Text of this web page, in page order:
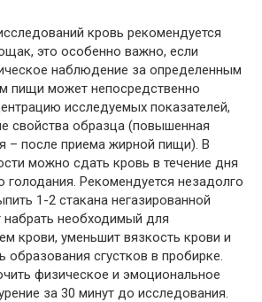
кровь рекомендуется
это особенно важно, если
наблюдение за определенным
пищи может непосредственно
исследуемых показателей,
свойства образца (повышенная
– после приема жирной пищи). В
можно сдать кровь в течение дня
голодания. Рекомендуется незадолго
1-2 стакана негазированной
необходимый для
крови, уменьшит вязкость крови и
образования сгустков в пробирке.
физическое и эмоциональное
за 30 минут до исследования.